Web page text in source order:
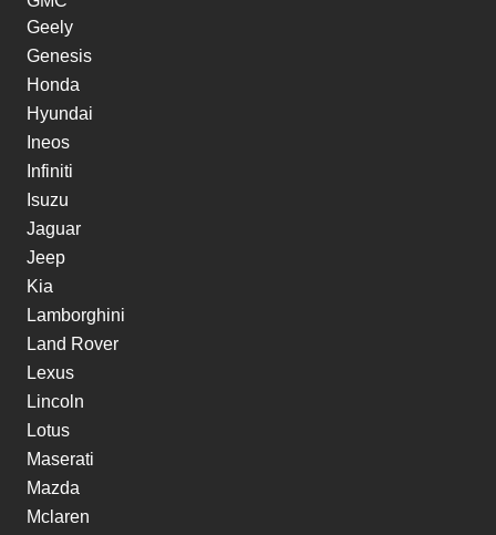
Geely
Genesis
Honda
Hyundai
Ineos
Infiniti
Isuzu
Jaguar
Jeep
Kia
Lamborghini
Land Rover
Lexus
Lincoln
Lotus
Maserati
Mazda
Mclaren